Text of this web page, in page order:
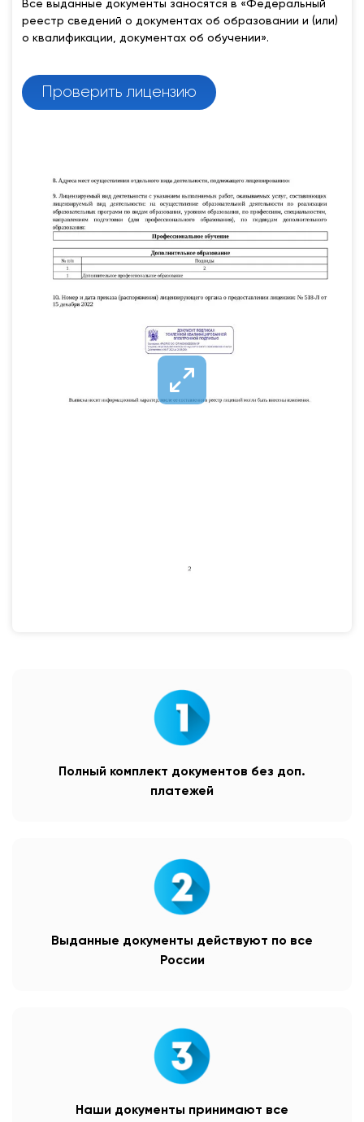
Все выданные документы заносятся в «Федеральный
реестр сведений о документах об образовании и (или)
о квалификации, документах об обучении».
Проверить лицензию
Полный комплект документов без доп.
платежей
Выданные документы действуют по все
России
Наши документы принимают все